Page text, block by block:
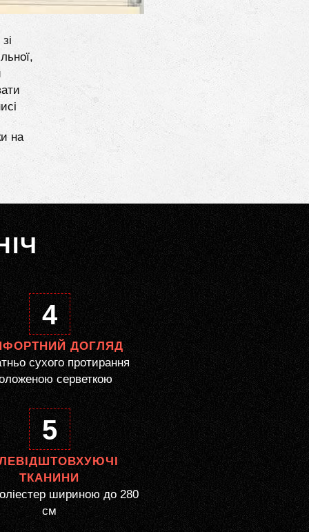
на
4
ДОГЛЯД
сухого протирання
серветкою
5
ТКАНИНИ
шириною до 280
см